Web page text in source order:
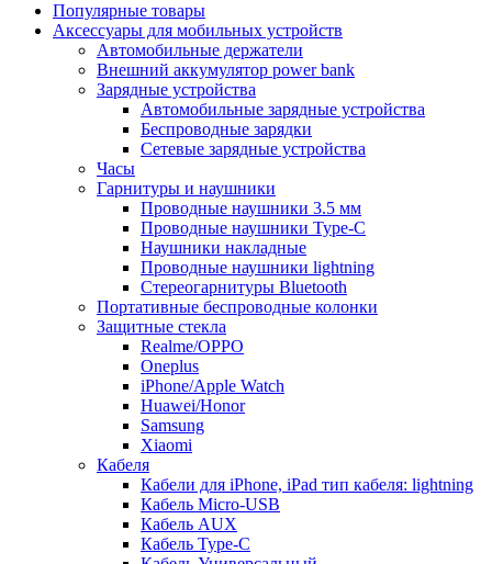
Популярные товары
Аксессуары для мобильных устройств
Автомобильные держатели
Внешний аккумулятор power bank
Зарядные устройства
Автомобильные зарядные устройства
Беспроводные зарядки
Сетевые зарядные устройства
Часы
Гарнитуры и наушники
Проводные наушники 3.5 мм
Проводные наушники Type-C
Наушники накладные
Проводные наушники lightning
Стереогарнитуры Bluetooth
Портативные беспроводные колонки
Защитные стекла
Realme/OPPO
Oneplus
iPhone/Apple Watch
Huawei/Honor
Samsung
Xiaomi
Кабеля
Кабели для iPhone, iPad тип кабеля: lightning
Кабель Micro-USB
Кабель AUX
Кабель Type-C